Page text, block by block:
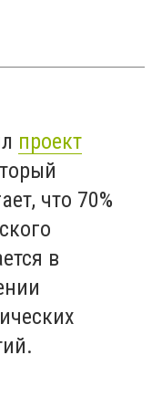
проект
что 70%
в